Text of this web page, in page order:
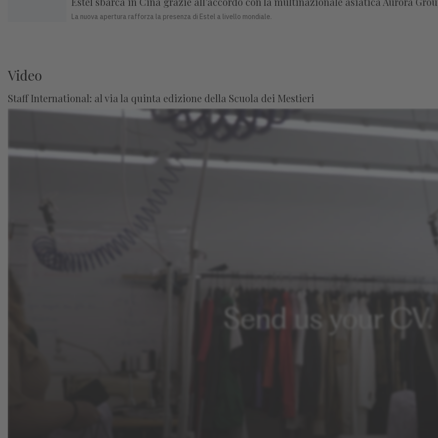
La nuova apertura rafforza la presenza di Estel a livello mondiale.
Video
Staff International: al via la quinta edizione della Scuola dei Mestieri